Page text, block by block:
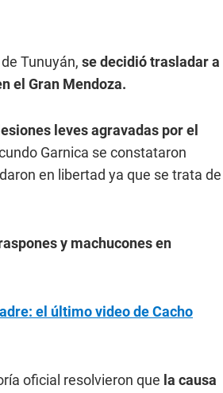
Tunuyán, se decidió trasladar a
el Gran Mendoza.
leves agravadas por el
Garnica se constataron
en libertad ya que se trata de
y machucones en
el último video de Cacho
oficial resolvieron que la causa